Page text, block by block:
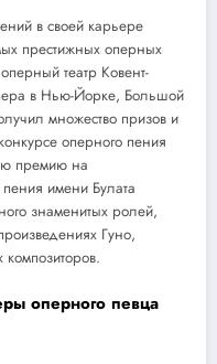
в своей карьере
престижных оперных
театр Ковент-
в Нью-Йорке, Большой
множество призов и
оперного пения
премию на
имени Булата
знаменитых ролей,
Гуно,
оперного певца